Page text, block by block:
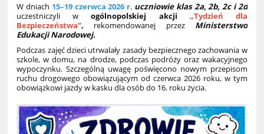
W dniach 15–19 czerwca 2026 r. uczniowie klas 2a, 2b, 2c i 2d
uczestniczyli w ogólnopolskiej akcji „Tydzień dla
Bezpieczeństwa”, rekomendowanej przez Ministerstwo
Edukacji Narodowej.
Podczas zajęć dzieci utrwalały zasady bezpiecznego zachowania w
szkole, w domu, na drodze, podczas podróży oraz wakacyjnego
wypoczynku. Szczególną uwagę poświęcono nowym przepisom
ruchu drogowego obowiązującym od czerwca 2026 roku, w tym
obowiązkowi jazdy w kasku dla osób do 16. roku życia.